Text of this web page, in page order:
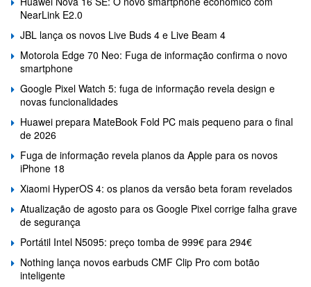
NearLink E2.0
JBL lança os novos Live Buds 4 e Live Beam 4
Motorola Edge 70 Neo: Fuga de informação confirma o novo
smartphone
Google Pixel Watch 5: fuga de informação revela design e
novas funcionalidades
Huawei prepara MateBook Fold PC mais pequeno para o final
de 2026
Fuga de informação revela planos da Apple para os novos
iPhone 18
Xiaomi HyperOS 4: os planos da versão beta foram revelados
Atualização de agosto para os Google Pixel corrige falha grave
de segurança
Portátil Intel N5095: preço tomba de 999€ para 294€
Nothing lança novos earbuds CMF Clip Pro com botão
inteligente